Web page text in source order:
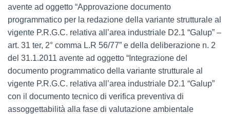
avente ad oggetto “Approvazione documento
programmatico per la redazione della variante strutturale al
vigente P.R.G.C. relativa all’area industriale D2.1 “Galup” –
art. 31 ter, 2° comma L.R 56/77” e della deliberazione n. 2
del 31.1.2011 avente ad oggetto “Integrazione del
documento programmatico della variante strutturale al
vigente P.R.G.C. relativa all’area industriale D2.1 “Galup”
con il documento tecnico di verifica preventiva di
assoggettabilità alla fase di valutazione ambientale